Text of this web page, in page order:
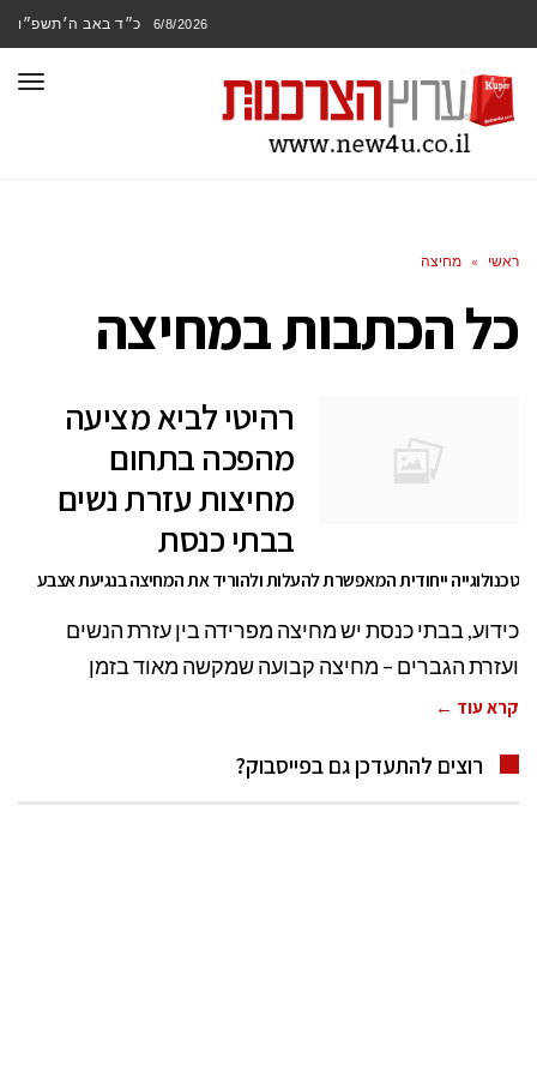
6/8/2026 כ״ד באב ה׳תשפ״ו
ראשי » מחיצה
כל הכתבות במחיצה
רהיטי לביא מציעה
מהפכה בתחום
מחיצות עזרת נשים
בבתי כנסת
טכנולוגייה ייחודית המאפשרת להעלות ולהוריד את המחיצה בנגיעת אצבע
כידוע, בבתי כנסת יש מחיצה מפרידה בין עזרת הנשים
ועזרת הגברים – מחיצה קבועה שמקשה מאוד בזמן
קרא עוד ←
רוצים להתעדכן גם בפייסבוק?